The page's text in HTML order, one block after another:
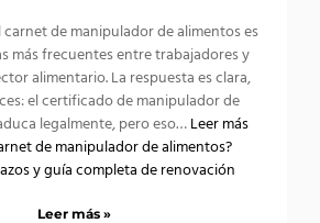
de manipulador de alimentos es
más frecuentes entre trabajadores y
alimentario. La respuesta es clara,
el certificado de manipulador de
legalmente, pero eso… Leer más
de manipulador de alimentos?
y guía completa de renovación
Leer más »